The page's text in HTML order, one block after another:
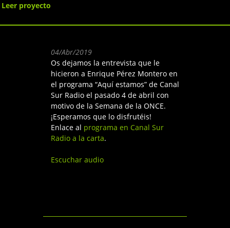
Leer proyecto
04/Abr/2019
Os dejamos la entrevista que le
hicieron a Enrique Pérez Montero en
el programa “Aquí estamos” de Canal
Sur Radio el pasado 4 de abril con
motivo de la Semana de la ONCE.
¡Esperamos que lo disfrutéis!
Enlace al programa en Canal Sur
Radio a la carta.
Escuchar audio